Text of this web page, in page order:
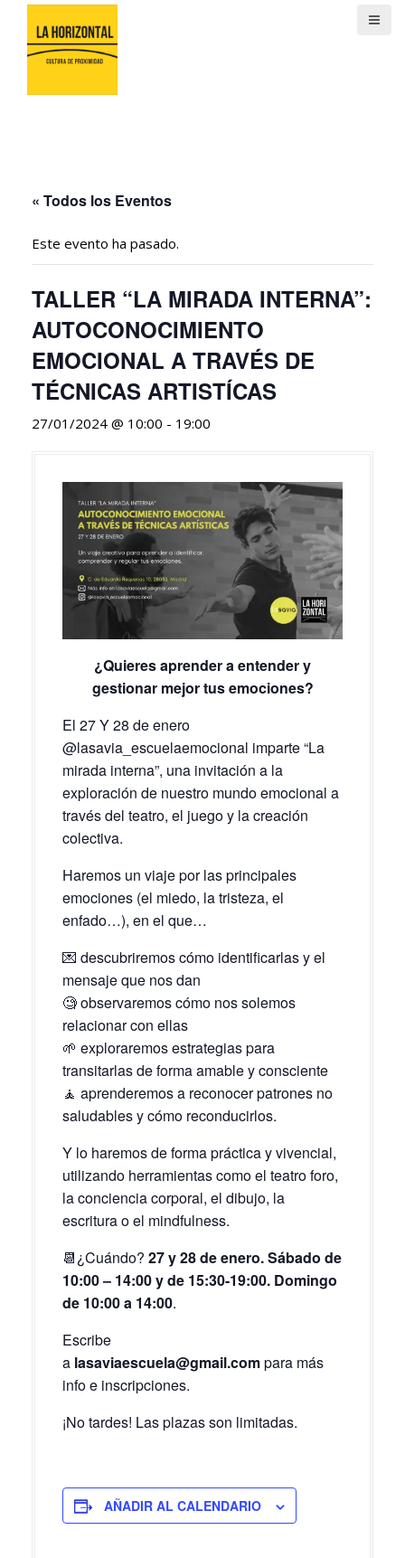
« Todos los Eventos
Este evento ha pasado.
TALLER “LA MIRADA INTERNA”:
AUTOCONOCIMIENTO
EMOCIONAL A TRAVÉS DE
TÉCNICAS ARTISTÍCAS
27/01/2024 @ 10:00 - 19:00
¿Quieres aprender a entender y
gestionar mejor tus emociones?
El 27 Y 28 de enero
@lasavia_escuelaemocional imparte “La
mirada interna”, una invitación a la
exploración de nuestro mundo emocional a
través del teatro, el juego y la creación
colectiva.
Haremos un viaje por las principales
emociones (el miedo, la tristeza, el
enfado…), en el que…
💌 descubriremos cómo identificarlas y el
mensaje que nos dan
🧐 observaremos cómo nos solemos
relacionar con ellas
🌱 exploraremos estrategias para
transitarlas de forma amable y consciente
🧘 aprenderemos a reconocer patrones no
saludables y cómo reconducirlos.
Y lo haremos de forma práctica y vivencial,
utilizando herramientas como el teatro foro,
la conciencia corporal, el dibujo, la
escritura o el mindfulness.
📆¿Cuándo? 27 y 28 de enero. Sábado de
10:00 – 14:00 y de 15:30-19:00. Domingo
de 10:00 a 14:00.
Escribe
a lasaviaescuela@gmail.compara más
info e inscripciones.
¡No tardes! Las plazas son limitadas.
AÑADIR AL CALENDARIO